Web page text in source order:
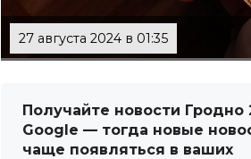
27 августа 2024 в 01:35
Получайте новости Гродно
Google — тогда новые
чаще появляться в ваших